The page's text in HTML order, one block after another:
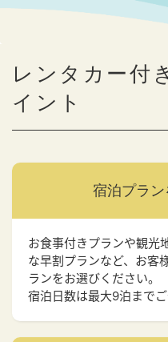
レンタカー付
イント
宿泊プラン
お食事付きプランや観光
な早割プランなど、お客
ランをお選びください。
宿泊日数は最大9泊までご